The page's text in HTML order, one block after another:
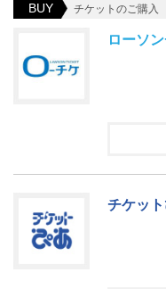
BUY チケットのご購入
ローソ
チケッ